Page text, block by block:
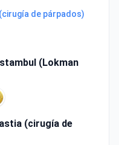
de párpados)
(Lokman
(cirugía de